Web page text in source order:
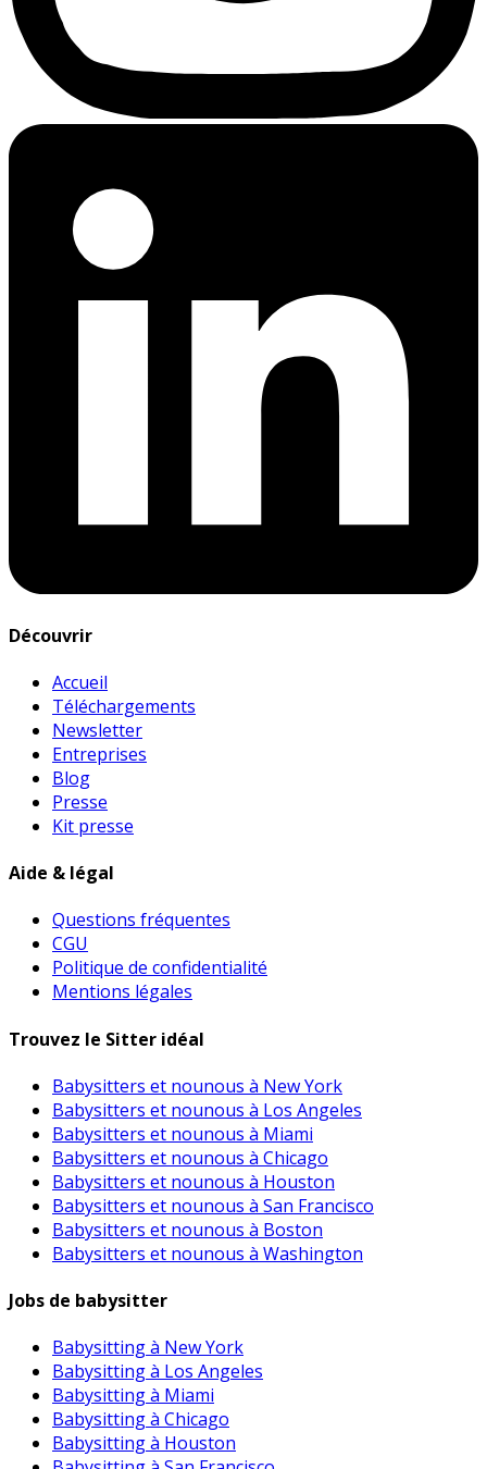
Découvrir
Accueil
Téléchargements
Newsletter
Entreprises
Blog
Presse
Kit presse
Aide & légal
Questions fréquentes
CGU
Politique de confidentialité
Mentions légales
Trouvez le Sitter idéal
Babysitters et nounous à New York
Babysitters et nounous à Los Angeles
Babysitters et nounous à Miami
Babysitters et nounous à Chicago
Babysitters et nounous à Houston
Babysitters et nounous à San Francisco
Babysitters et nounous à Boston
Babysitters et nounous à Washington
Jobs de babysitter
Babysitting à New York
Babysitting à Los Angeles
Babysitting à Miami
Babysitting à Chicago
Babysitting à Houston